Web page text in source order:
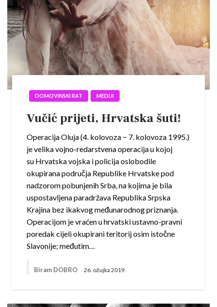
DOMOVINSKI RAT MEDIJI
Vučić prijeti, Hrvatska šuti!
Operacija Oluja (4. kolovoza − 7. kolovoza 1995.)
je velika vojno-redarstvena operacija u kojoj
su Hrvatska vojska i policija oslobodile
okupirana područja Republike Hrvatske pod
nadzorom pobunjenih Srba, na kojima je bila
uspostavljena paradržava Republika Srpska
Krajina bez ikakvog međunarodnog priznanja.
Operacijom je vraćen u hrvatski ustavno-pravni
poredak cijeli okupirani teritorij osim istočne
Slavonije; međutim…
Biram DOBRO 26. ožujka 2019.